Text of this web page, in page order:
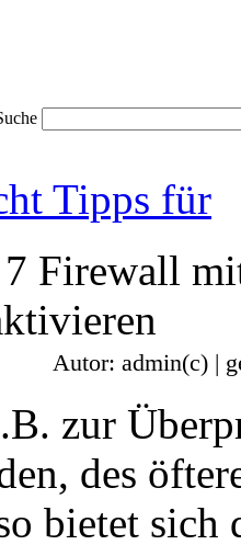
Tipps für
Firewall
Autor: admin(c) |
zur
des
bietet